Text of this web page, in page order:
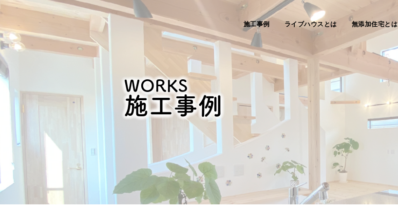
施工事例 ライブハウスとは 無添加住宅とは
WORKS
施工事例